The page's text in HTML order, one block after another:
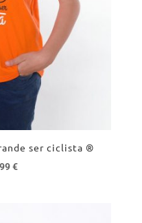
ser ciclista ®
€El